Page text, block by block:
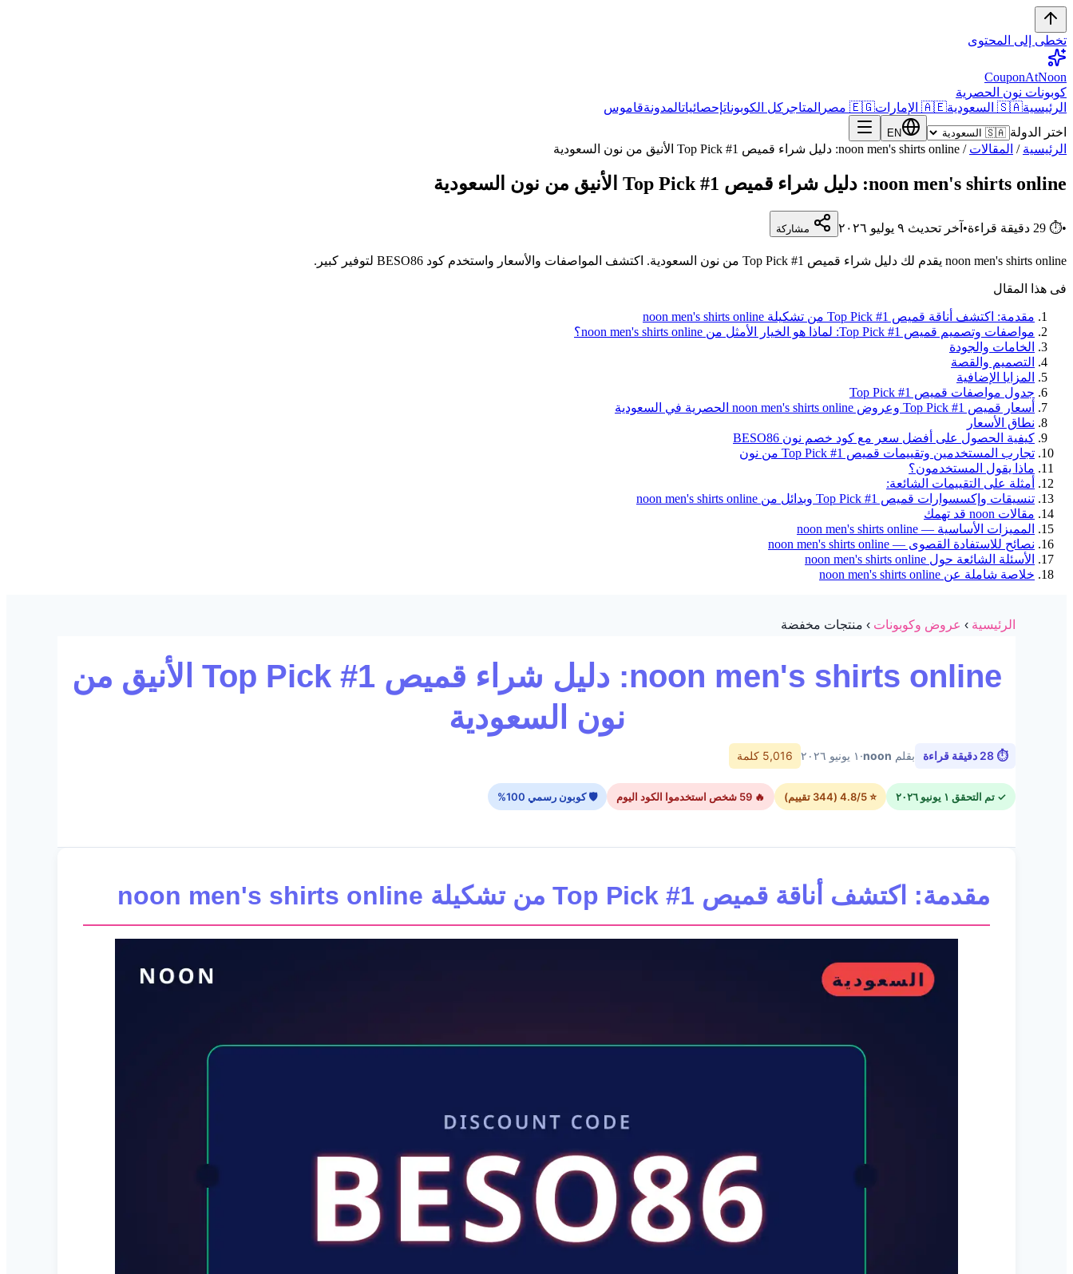
تخطى إلى المحتوى
CouponAtNoon
كوبونات نون الحصرية
الرئيسية🇸🇦 السعودية 🇦🇪 الإمارات 🇪🇬 مصر المتاجر كل الكوبوناتإحصائياتالمدونةقاموس
اختر الدولة
EN
الرئيسية / المقالات / noon men's shirts online: دليل شراء قميص Top Pick #1 الأنيق من نون السعودية
noon men's shirts online: دليل شراء قميص Top Pick #1 الأنيق من نون السعودية
•
⏱
29 دقيقة قراءة• آخر تحديث ٩ يوليو ٢٠٢٦ مشاركة
noon men's shirts online يقدم لك دليل شراء قميص Top Pick #1 من نون السعودية. اكتشف المواصفات والأسعار واستخدم كود BESO86 لتوفير كبير.
فى هذا المقال
مقدمة: اكتشف أناقة قميص Top Pick #1 من تشكيلة noon men's shirts online
مواصفات وتصميم قميص Top Pick #1: لماذا هو الخيار الأمثل من noon men's shirts online؟
الخامات والجودة
التصميم والقصة
المزايا الإضافية
جدول مواصفات قميص Top Pick #1
أسعار قميص Top Pick #1 وعروض noon men's shirts online الحصرية في السعودية
نطاق الأسعار
كيفية الحصول على أفضل سعر مع كود خصم نون BESO86
تجارب المستخدمين وتقييمات قميص Top Pick #1 من نون
ماذا يقول المستخدمون؟
أمثلة على التقييمات الشائعة:
تنسيقات وإكسسوارات قميص Top Pick #1 وبدائل من noon men's shirts online
مقالات noon قد تهمك
المميزات الأساسية — noon men's shirts online
نصائح للاستفادة القصوى — noon men's shirts online
الأسئلة الشائعة حول noon men's shirts online
خلاصة شاملة عن noon men's shirts online
الرئيسية › عروض وكوبونات › منتجات مخفضة
noon men's shirts online: دليل شراء قميص Top Pick #1 الأنيق من
نون السعودية
⏱ 28 دقيقة قراءة بقلم noon
· ١ يونيو ٢٠٢٦ 5,016 كلمة
✓ تم التحقق ١ يونيو ٢٠٢٦ ⭐ 4.8/5 (344 تقييم) 🔥 59 شخص استخدموا الكود اليوم 🛡 كوبون رسمي 100%
مقدمة: اكتشف أناقة قميص Top Pick #1 من تشكيلة noon men's shirts online